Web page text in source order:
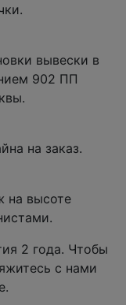
вывески в
902 ПП
на заказ.
на высоте
2 года. Чтобы
с нами